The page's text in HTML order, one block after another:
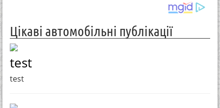
Цікаві автомобільні публікації
test
test